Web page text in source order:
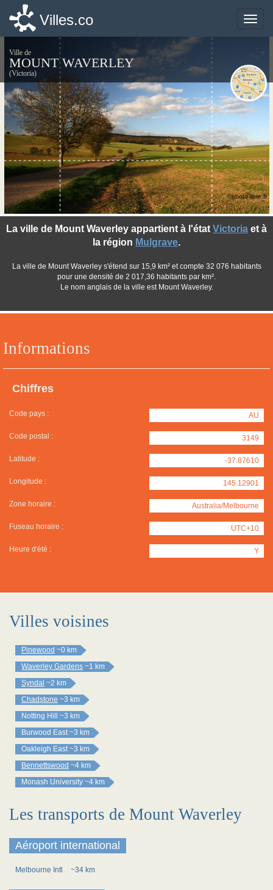
Toggle
Villes.co
Ville de
MOUNT WAVERLEY
(Victoria)
Informations
Chiffres
Code pays : AU
Code postal : 3149
Latitude : -37.87610
Longitude : 145.12901
Zone horaire : Australia/Melbourne
Fuseau horaire : UTC+10
Heure d'été : Y
La ville de Mount Waverley appartient à l'état Victoria et à
la région Mulgrave.
La ville de Mount Waverley s'étend sur 15,9 km² et compte 32 076 habitants
pour une densité de 2 017,36 habitants par km².
Le nom anglais de la ville est Mount Waverley.
©photo-libre.fr
Villes voisines
Pinewood ~0 km
Waverley Gardens ~1 km
Syndal ~2 km
Chadstone ~3 km
Notting Hill
~3 km
Burwood East ~3 km
Oakleigh East ~3 km
Bennettswood ~4 km
Monash University ~4 km
Les transports de Mount Waverley
Aéroport international
Melbourne Intl ~34 km
Toggle
Villes.co